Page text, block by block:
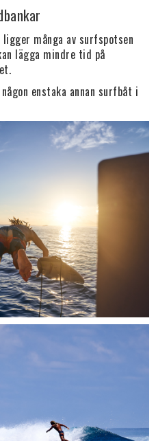
många av surfspotsen
lägga mindre tid på
enstaka annan surfbåt i